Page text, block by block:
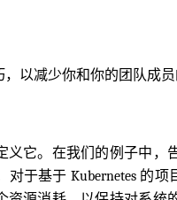
以减少你和你的团队成员
义它。在我们的例子中，
于基于 Kubernetes 的